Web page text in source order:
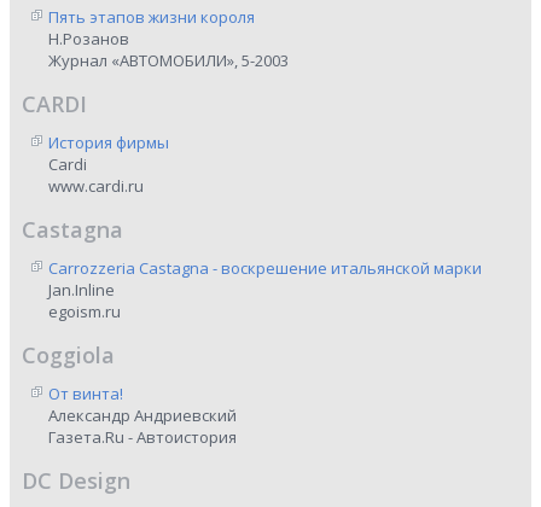
Пять этапов жизни короля
Н.Розанов
Журнал «АВТОМОБИЛИ», 5-2003
CARDI
История фирмы
Cardi
www.cardi.ru
Castagna
Carrozzeria Castagna - воскрешение итальянской марки
Jan.Inline
egoism.ru
Coggiola
От винта!
Александр Андриевский
Газета.Ru - Автоистория
DC Design